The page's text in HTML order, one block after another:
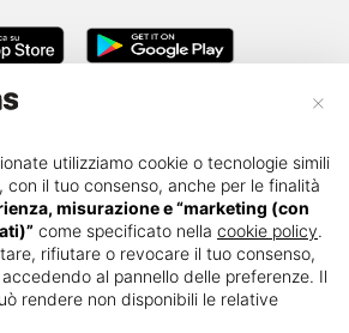
Privacy Rivendita
Cookie policy
Termini e
condizioni
×
utilizziamo cookie o tecnologie simili
con il tuo consenso, anche per le finalità
misurazione e “marketing (con
come specificato nella cookie policy.
rifiutare o revocare il tuo consenso,
al pannello delle preferenze. Il
rendere non disponibili le relative